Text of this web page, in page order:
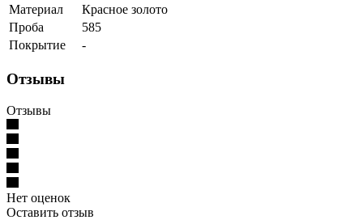
Материал
Красное золото
Проба
585
Покрытие
-
Отзывы
Отзывы
Нет оценок
Оставить отзыв